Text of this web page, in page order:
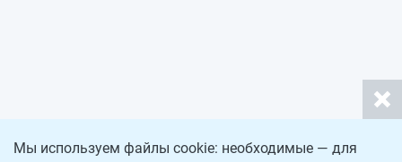
Мы используем файлы cookie: необходимые — для